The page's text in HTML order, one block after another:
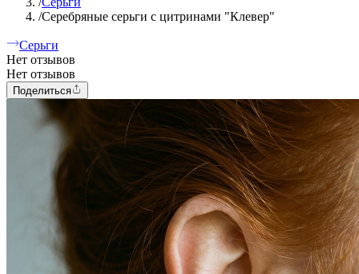
/Серебряные серьги с цитринами "Клевер"
Серьги
Нет отзывов
Нет отзывов
Поделиться